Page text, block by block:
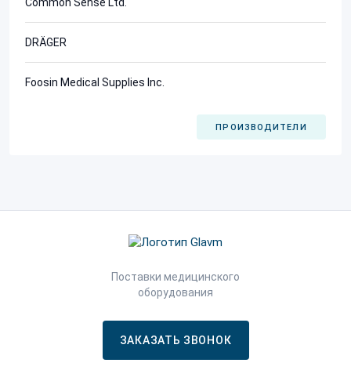
DRÄGER
Foosin Medical Supplies Inc.
ПРОИЗВОДИТЕЛИ
Поставки медицинского
оборудования
ЗАКАЗАТЬ ЗВОНОК